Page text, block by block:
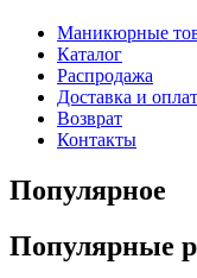
Маникюрные
Каталог
Распродажа
Доставка и
Возврат
Контакты
Популярное
Популярные